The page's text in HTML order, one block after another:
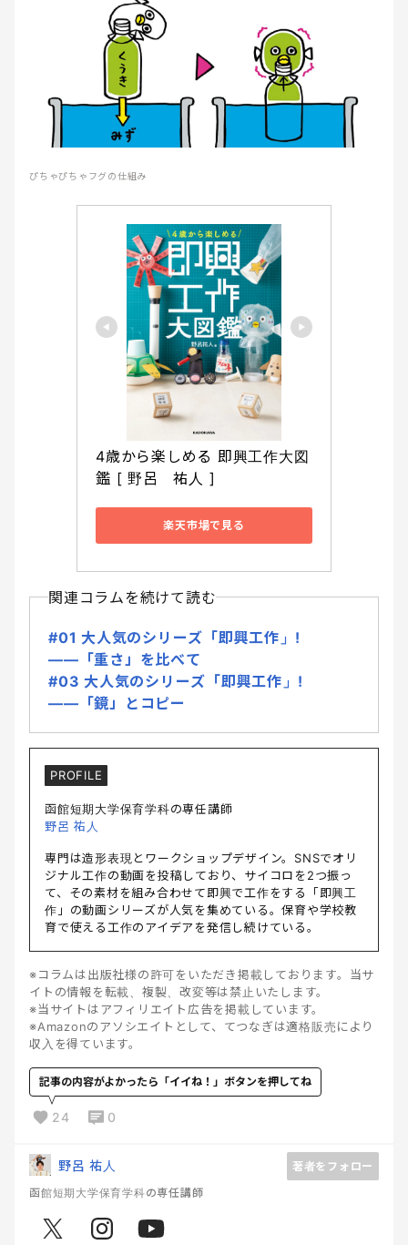
ぴちゃぴちゃフグの仕組み
4歳から楽しめる 即興工作大図
鑑 [ 野呂　祐人 ]
楽天市場で見る
関連コラムを続けて読む
#01 大人気のシリーズ「即興工作」!
――「重さ」を比べて
#03 大人気のシリーズ「即興工作」!
――「鏡」とコピー
PROFILE
函館短期大学保育学科の専任講師
野呂 祐人
専門は造形表現とワークショップデザイン。SNSでオリ
ジナル工作の動画を投稿しており、サイコロを2つ振っ
て、その素材を組み合わせて即興で工作をする「即興工
作」の動画シリーズが人気を集めている。保育や学校教
育で使える工作のアイデアを発信し続けている。
※コラムは出版社様の許可をいただき掲載しております。当サ
イトの情報を転載、複製、改変等は禁止いたします。
※当サイトはアフィリエイト広告を掲載しています。
※Amazonのアソシエイトとして、てつなぎは適格販売により
収入を得ています。
記事の内容がよかったら「イイね！」ボタンを押してね
24 0
野呂 祐人
著者をフォロー
函館短期大学保育学科の専任講師